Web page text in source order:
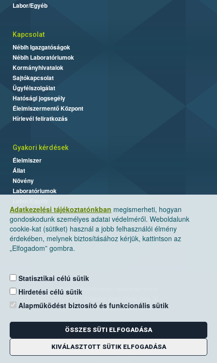
Adatkezelési tájékoztatónkban megismerheti, hogyan
gondoskodunk személyes adatai védelméről. Weboldalunk
cookie-kat (sütiket) használ a jobb felhasználói élmény
érdekében, melynek biztosításához kérjük, kattintson az
„Elfogadom” gombra.
Statisztikai célú sütik
Hirdetési célú sütik
Alapműködést biztosító és funkcionális sütik
ÖSSZES SÜTI ELFOGADÁSA
KIVÁLASZTOTT SÜTIK ELFOGADÁSA
Labor/Egyéb
Kapcsolat
Nébih Igazgatóságok
Nébih Laboratóriumok
Kormányhivatalok
Sajtókapcsolat
Ügyfélszolgálat
Hatósági jogsegély
Élelmiszermentő Központ
Hírlevél feliratkozás
Gyakori kérdések
Élelmiszer
Állat
Növény
Laboratóriumok
Nemzeti Élelmiszerlánc-biztonsági Hivatal
Levelezési cím: 1525 Budapest. Pf. 30.
E-mail:ugyfelszolgalat@nebih.gov.hu
Zöld szám: 06-80/263-244
Telefon: 06-1/ 336-9000